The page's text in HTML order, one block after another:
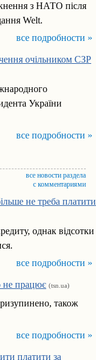
з НАТО після
Welt.
все подробности »
очільником СЗР
України
все подробности »
все новости раздела
с комментариями
не треба платити
однак відсотки
все подробности »
не працює (tsn.ua)
також
все подробности »
платити за